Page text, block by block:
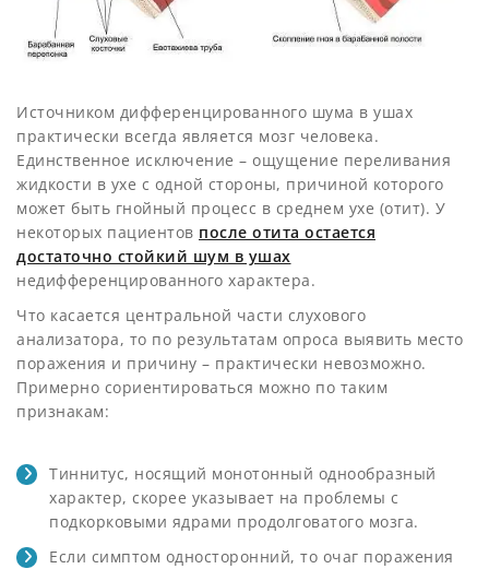
Источником дифференцированного шума в ушах
практически всегда является мозг человека.
Единственное исключение – ощущение переливания
жидкости в ухе с одной стороны, причиной которого
может быть гнойный процесс в среднем ухе (отит). У
некоторых пациентов после отита остается
достаточно стойкий шум в ушах
недифференцированного характера.
Что касается центральной части слухового
анализатора, то по результатам опроса выявить место
поражения и причину – практически невозможно.
Примерно сориентироваться можно по таким
признакам:
Тиннитус, носящий монотонный однообразный
характер, скорее указывает на проблемы с
подкорковыми ядрами продолговатого мозга.
Если симптом односторонний, то очаг поражения